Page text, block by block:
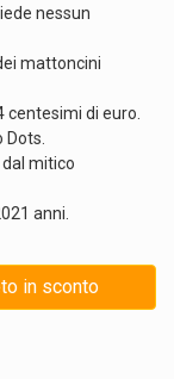
nessun
mattoncini
centesimi di euro.
Dots.
mitico
anni.
in sconto